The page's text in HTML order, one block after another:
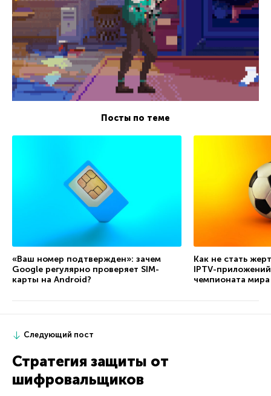
Посты по теме
«Ваш номер подтвержден»: зачем
Google регулярно проверяет SIM-
карты на Android?
Как не стать
IPTV-
чемпионата
Следующий пост
Стратегия защиты от
шифровальщиков